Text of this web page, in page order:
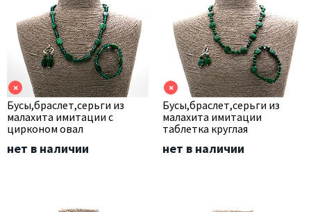
×
Бусы,браслет,серьги из
малахита имитации с
цирконом овал
нет в наличии
×
Бусы,браслет,серьги из
малахита имитации
таблетка круглая
нет в наличии